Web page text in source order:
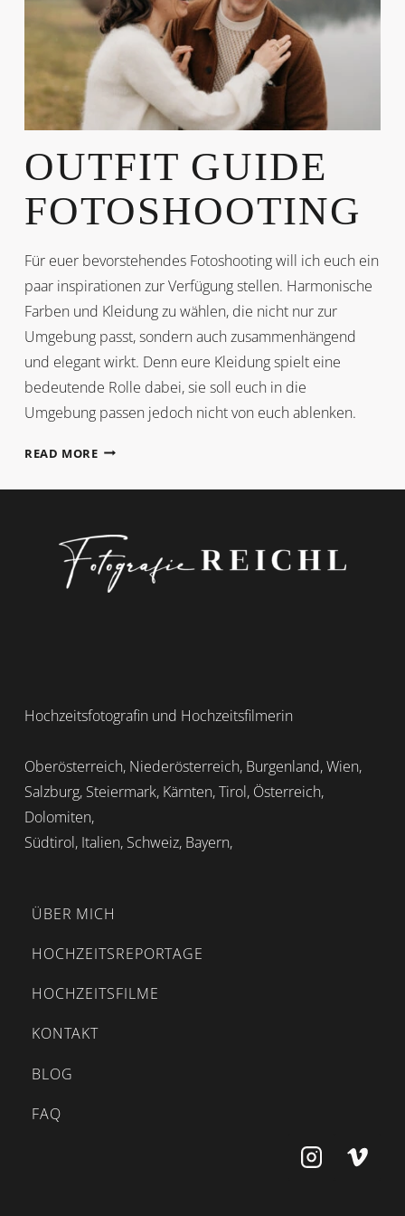
OUTFIT GUIDE
FOTOSHOOTING
Für euer bevorstehendes Fotoshooting will ich euch ein
paar inspirationen zur Verfügung stellen. Harmonische
Farben und Kleidung zu wählen, die nicht nur zur
Umgebung passt, sondern auch zusammenhängend
und elegant wirkt. Denn eure Kleidung spielt eine
bedeutende Rolle dabei, sie soll euch in die
Umgebung passen jedoch nicht von euch ablenken.
READ MOREOUTFIT
FOTOSHOOTING
Hochzeitsfotografin und Hochzeitsfilmerin
Oberösterreich, Niederösterreich, Burgenland, Wien,
Salzburg, Steiermark, Kärnten, Tirol, Österreich,
Dolomiten,
Südtirol, Italien, Schweiz, Bayern,
ÜBER MICH
HOCHZEITSREPORTAGE
HOCHZEITSFILME
KONTAKT
BLOG
FAQ